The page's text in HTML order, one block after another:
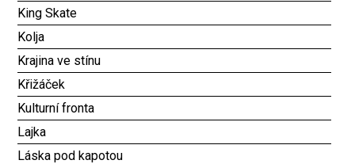
King Skate
Kolja
Krajina ve stínu
Křižáček
Kulturní fronta
Lajka
Láska pod kapotou